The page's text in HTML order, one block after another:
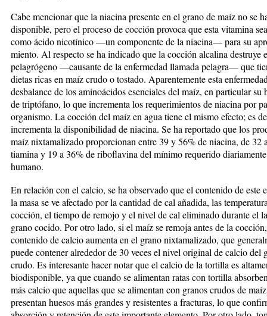
Cabe mencionar que la niacina presente en el grano de maíz no se
disponible, pero el proceso de cocción provoca que esta vitamina
como ácido nico­tí­ni­co —un componente de la niacina— para su
miento. Al respecto se ha indicado que la cocción alcalina destruye
pelagró­ge­no —causante de la en­fer­medad llamada pelagra— que
dietas ricas en maíz crudo o tostado. Apa­rentemente esta
desbalance de los aminoácidos esenciales del maíz, en particular su
de triptófano, lo que incrementa los requerimientos de niacina por
organismo. La cocción del maíz en agua tiene el mismo efecto; es
incrementa la disponibilidad de nia­ci­na. Se ha reportado que los
maíz nixtama­li­zado proporcionan entre 39 y 56% de niacina, de 32
tiamina y 19 a 36% de riboflavina del mínimo reque­ri­do
humano.
En relación con el calcio, se ha observado que el con­te­nido de este
la masa se ve afectado por la can­tidad de cal añadida, las
cocción, el tiem­po de remojo y el nivel de cal eliminado durante el
grano cocido. Por otro lado, si el maíz se remoja antes de la
contenido de calcio aumenta en el grano nixtamalizado, que
puede contener alrededor de 30 veces el nivel original de calcio del
crudo. Es interesante hacer notar que el calcio de la tor­tilla es
biodisponible, ya que cuando se alimen­tan ratas con tortilla
más calcio que aquellas que se alimentan con granos crudos de
presentan huesos más grandes y resistentes a frac­tu­ras, lo que